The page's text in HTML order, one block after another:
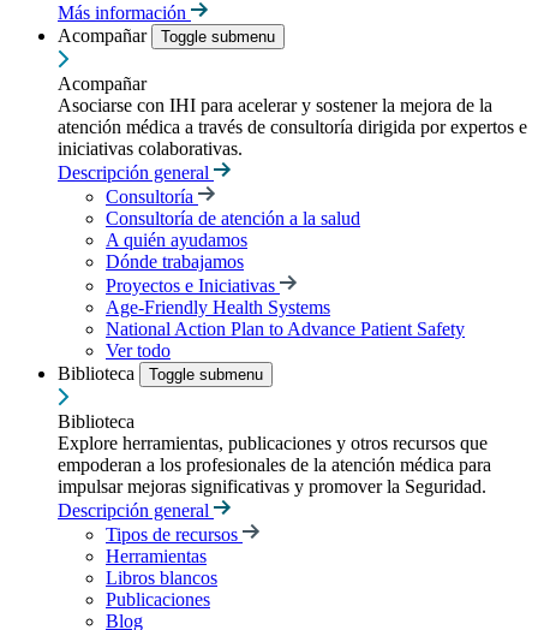
Más información
Acompañar
Toggle submenu
Acompañar
Asociarse con IHI para acelerar y sostener la mejora de la
atención médica a través de consultoría dirigida por expertos e
iniciativas colaborativas.
Descripción general
Consultoría
Consultoría de atención a la salud
A quién ayudamos
Dónde trabajamos
Proyectos e Iniciativas
Age-Friendly Health Systems
National Action Plan to Advance Patient Safety
Ver todo
Biblioteca
Toggle submenu
Biblioteca
Explore herramientas, publicaciones y otros recursos que
empoderan a los profesionales de la atención médica para
impulsar mejoras significativas y promover la Seguridad.
Descripción general
Tipos de recursos
Herramientas
Libros blancos
Publicaciones
Blog